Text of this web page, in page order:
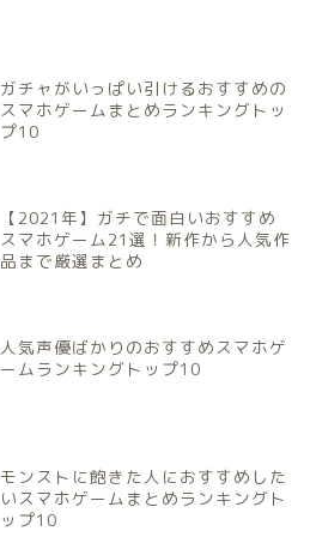
ガチャがいっぱい引けるおすすめの
スマホゲームまとめランキングトッ
プ10
【2021年】ガチで面白いおすすめ
スマホゲーム21選！新作から人気作
品まで厳選まとめ
人気声優ばかりのおすすめスマホゲ
ームランキングトップ10
モンストに飽きた人におすすめした
いスマホゲームまとめランキングト
ップ10